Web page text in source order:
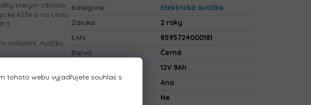
tohoto webu vyjadřujete souhlas s
kterým zdoláte
kůže a na cestu
ovládání. Autíčko
Kategorie:
Elektrická autíčka
Záruka:
2 roky
EAN:
8595724000181
Barva:
Černá
12V 9Ah
Bezpečnostní pásy
Ano
Ne